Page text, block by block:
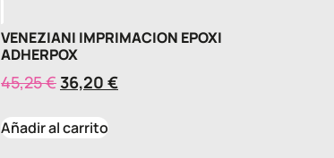
VENEZIANI IMPRIMACION EPOXI
ADHERPOX
45,25€ 36,20 €
Añadir al carrito